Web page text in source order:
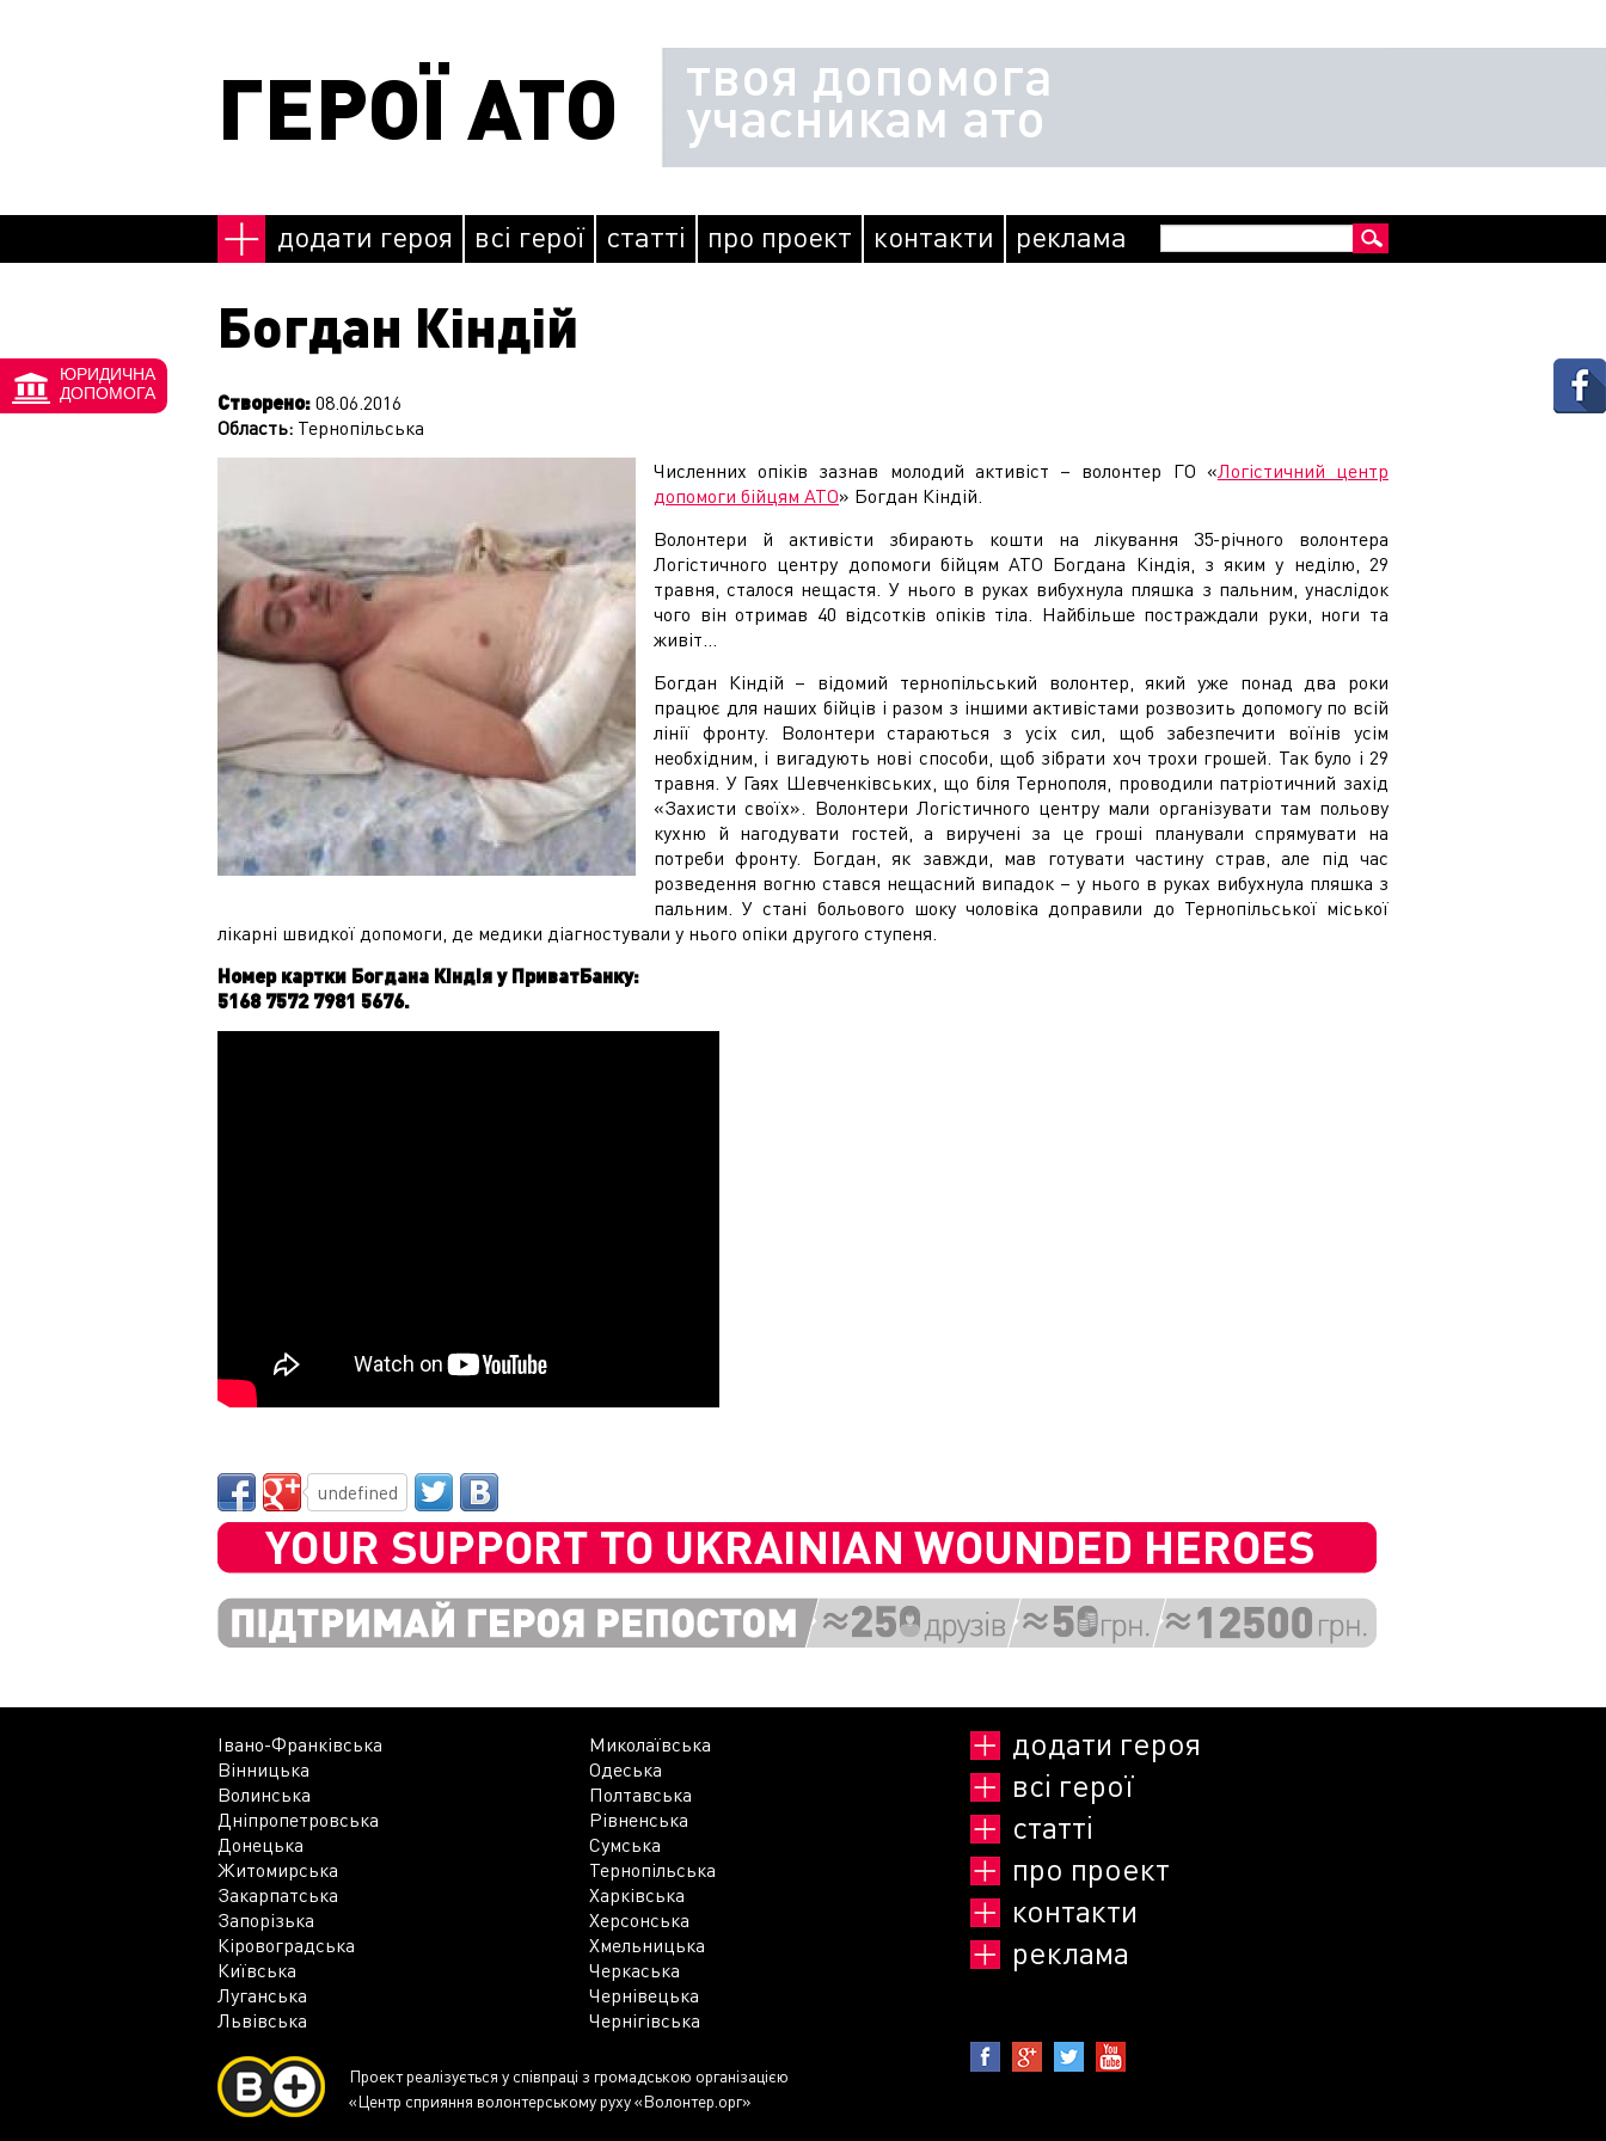
ГЕРОЇ АТО твоя допомога
учасникам ато
додати героя всі герої статті про проект контакти реклама Пошукова
Богдан Кіндій
Створено:08.06.2016
Область: Тернопільська
Численних опіків зазнав молодий активіст – волонтер ГО «Логістичний центр
допомоги бійцям АТО» Богдан Кіндій.
Волонтери й активісти збирають кошти на лікування 35-річного волонтера
Логістичного центру допомоги бійцям АТО Богдана Кіндія, з яким у неділю, 29
травня, сталося нещастя. У нього в руках вибухнула пляшка з пальним, унаслідок
чого він отримав 40 відсотків опіків тіла. Найбільше постраждали руки, ноги та
живіт…
Богдан Кіндій – відомий тернопільський волонтер, який уже понад два роки
працює для наших бійців і разом з іншими активістами розвозить допомогу по всій
лінії фронту. Волонтери стараються з усіх сил, щоб забезпечити воїнів усім
необхідним, і вигадують нові способи, щоб зібрати хоч трохи грошей. Так було і 29
травня. У Гаях Шевченківських, що біля Тернополя, проводили патріотичний захід
«Захисти своїх». Волонтери Логістичного центру мали організувати там польову
кухню й нагодувати гостей, а виручені за це гроші планували спрямувати на
потреби фронту. Богдан, як завжди, мав готувати частину страв, але під час
розведення вогню стався нещасний випадок – у нього в руках вибухнула пляшка з
пальним. У стані больового шоку чоловіка доправили до Тернопільської міської
лікарні швидкої допомоги, де медики діагностували у нього опіки другого ступеня.
Номер картки Богдана Кіндія у ПриватБанку:
5168 7572 7981 5676.
undefined
Івано-Франківська
Миколаївська
Вінницька
Одеська
Волинська
Полтавська
Дніпропетровська
Рівненська
Донецька
Сумська
Житомирська
Тернопільська
Закарпатська
Харківська
Запорізька
Херсонська
Кіровоградська
Хмельницька
Київська
Черкаська
Луганська
Чернівецька
Львівська
Чернігівська
Проект реалізується у співпраці з громадською організацією
«Центр сприяння волонтерському руху «Волонтер.орг»
додати героя
всі герої
статті
про проект
контакти
реклама
ЮРИДИЧНА
ДОПОМОГА